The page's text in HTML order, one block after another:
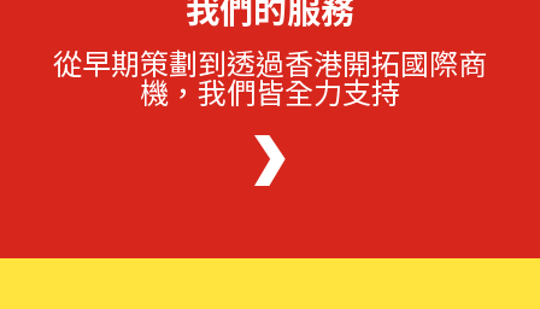
從早期策劃到透過香港開拓國際商
機，我們皆全力支持